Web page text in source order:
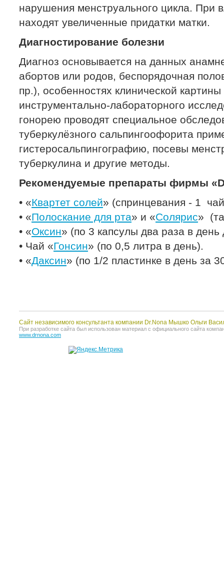
нарушения менструального цикла. При
находят увеличенные придатки матки.
Диагностирование болезни
Диагноз основывается на данных
абортов или родов, беспорядочная
пр.), особенностях клинической
инструментально-лабораторного
гонорею проводят специальное
туберкулёзного сальпингоофорита
гистеросальпингографию, посевы
туберкулина и другие методы.
Рекомендуемые препараты фирмы
• «Квартет солей» (спринцевания - 1
• «Полоскание для рта» и «Солярис»
• «Оксин» (по 3 капсулы два раза в
• Чай «Гонсин» (по 0,5 литра в день).
• «Даксин» (по 1/2 пластинке в день за
Сайт независимого консультанта компании Dr.Nona Мышко Ольги
При разработке сайта был использован материал с официального сайта
www.drnona.com